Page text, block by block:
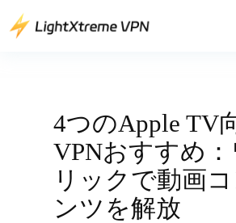
容
4つのApple TV
VPNおすすめ：
リックで動画
ンツを解放